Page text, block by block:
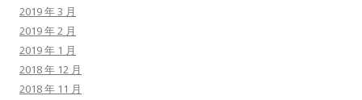
2019 年 3 月
2019 年 2 月
2019 年 1 月
2018 年 12 月
2018 年 11 月